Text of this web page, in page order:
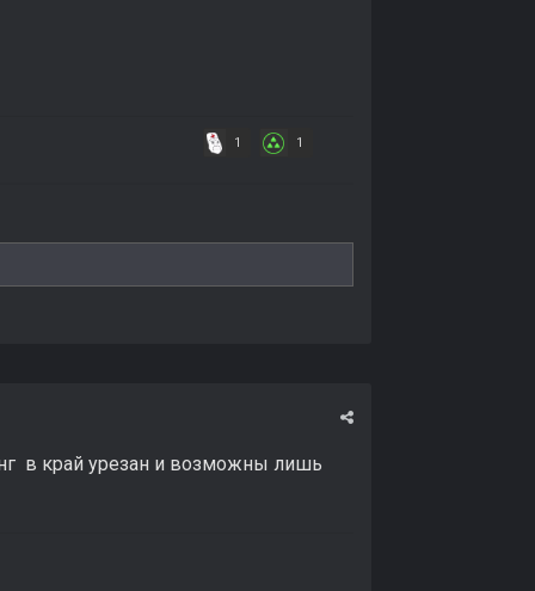
1 1
в край урезан и возможны лишь